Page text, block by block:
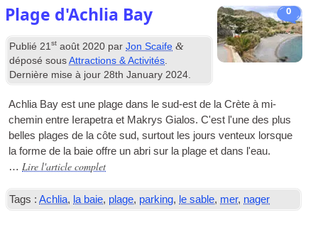
0
Plage d'Achlia Bay
Publié 21st août 2020 parJon Scaife &
déposé sousAttractions & Activités
Dernière mise à jour 28th January 2024
Achlia Bay est une plage dans le sud-est de la Crète à mi-
chemin entre Ierapetra et Makrys Gialos. C'est l'une des plus
belles plages de la côte sud, surtout les jours venteux lorsque
la forme de la baie offre un abri sur la plage et dans l'eau.
… Lire l'article complet
Tags : Achlia, la baie, plage, parking, le sable, mer, nager